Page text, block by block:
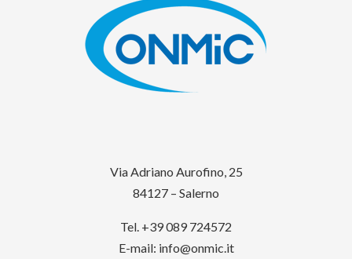
Via Adriano Aurofino, 25
84127 – Salerno
Tel. +39 089 724572
E-mail: info@onmic.it